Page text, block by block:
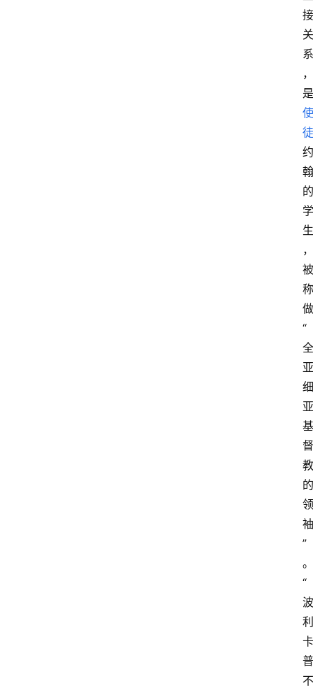
接
关
系
，
是
使
徒
约
翰
的
学
生
，
被
称
做
“
全
亚
细
亚
基
督
教
的
领
袖
”
。
“
波
利
卡
普
不